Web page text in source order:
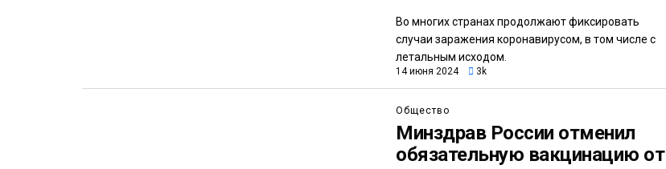
Во многих странах продолжают фиксировать
случаи заражения коронавирусом, в том числе с
летальным исходом.
14 июня 2024 3k
Общество
Минздрав России отменил
обязательную вакцинацию от